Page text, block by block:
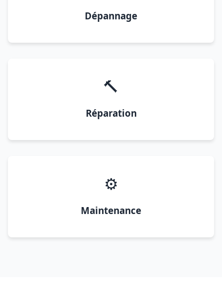
Dépannage
🔨
Réparation
⚙️
Maintenance